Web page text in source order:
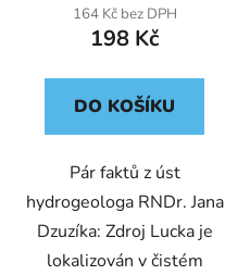
164 Kč bez DPH
198 Kč
DO KOŠÍKU
Pár faktů z úst
hydrogeologa RNDr. Jana
Dzuzíka: Zdroj Lucka je
lokalizován v čistém